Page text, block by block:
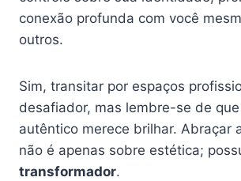
conexão profunda com você
outros.
Sim, transitar por espaços
desafiador, mas lembre-se de
autêntico merece brilhar. Abraçar
não é apenas sobre estética;
transformador.